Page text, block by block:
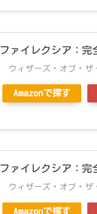
ファイレクシア：完
ウィザーズ・オブ・
Amazonで探す
ファイレクシア：
ウィザーズ・オブ・
Amazonで探す